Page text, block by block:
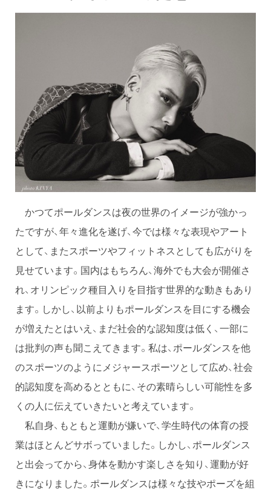
かつてポールダンスは夜の世界のイメージが強かっ
たですが、年々進化を遂げ、今では様々な表現やアート
として、またスポーツやフィットネスとしても広がりを
見せています。国内はもちろん、海外でも大会が開催さ
れ、オリンピック種目入りを目指す世界的な動きもあり
ます。しかし、以前よりもポールダンスを目にする機会
が増えたとはいえ、まだ社会的な認知度は低く、一部に
は批判の声も聞こえてきます。私は、ポールダンスを他
のスポーツのようにメジャースポーツとして広め、社会
的認知度を高めるとともに、その素晴らしい可能性を多
くの人に伝えていきたいと考えています。
私自身、もともと運動が嫌いで、学生時代の体育の授
業はほとんどサボっていました。しかし、ポールダンス
と出会ってから、身体を動かす楽しさを知り、運動が好
きになりました。ポールダンスは様々な技やポーズを組